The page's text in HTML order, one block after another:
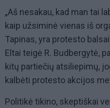
„Aš nesakau, kad man tai
kaip užsiminė vienas iš
Tapinas, yra protesto
Eltai teigė R. Budbergytė,
kitų partiečių atsiliepimų,
kalbėti protesto akcijos
Politikė tikino, skeptiškai